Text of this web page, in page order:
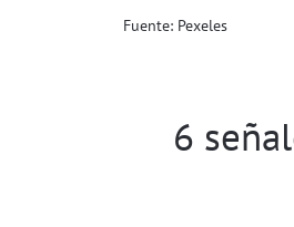
Fuente: Pexeles
6